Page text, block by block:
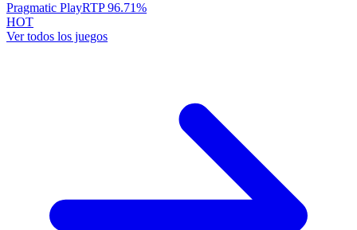
Pragmatic PlayRTP96.71%
HOT
Ver todos los juegos